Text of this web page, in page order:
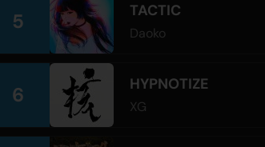
5 TACTIC
Daoko
6 HYPNOTIZE
XG